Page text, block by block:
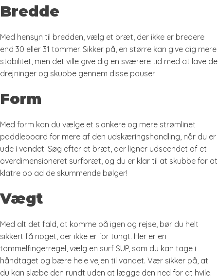
Bredde
Med hensyn til bredden, vælg et bræt, der ikke er bredere
end 30 eller 31 tommer. Sikker på, en større kan give dig mere
stabilitet, men det ville give dig en sværere tid med at lave de
drejninger og skubbe gennem disse pauser.
Form
Med form kan du vælge et slankere og mere strømlinet
paddleboard for mere af den udskæringshandling, når du er
ude i vandet. Søg efter et bræt, der ligner udseendet af et
overdimensioneret surfbræt, og du er klar til at skubbe for at
klatre op ad de skummende bølger!
Vægt
Med alt det fald, at komme på igen og rejse, bør du helt
sikkert få noget, der ikke er for tungt. Her er en
tommelfingerregel, vælg en surf SUP, som du kan tage i
håndtaget og bære hele vejen til vandet. Vær sikker på, at
du kan slæbe den rundt uden at lægge den ned for at hvile.